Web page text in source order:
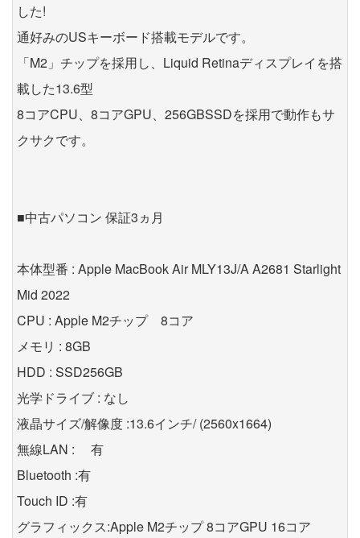
した!
通好みのUSキーボード搭載モデルです。
「M2」チップを採用し、Liquid Retinaディスプレイを搭
載した13.6型
8コアCPU、8コアGPU、256GBSSDを採用で動作もサ
クサクです。
■中古パソコン 保証3ヵ月
本体型番 : Apple MacBook Air MLY13J/A A2681 Starlight
Mid 2022
CPU : Apple M2チップ 8コア
メモリ : 8GB
HDD : SSD256GB
光学ドライブ : なし
液晶サイズ/解像度 :13.6インチ/ (2560x1664)
無線LAN : 有
Bluetooth :有
Touch ID :有
グラフィックス:Apple M2チップ 8コアGPU 16コア